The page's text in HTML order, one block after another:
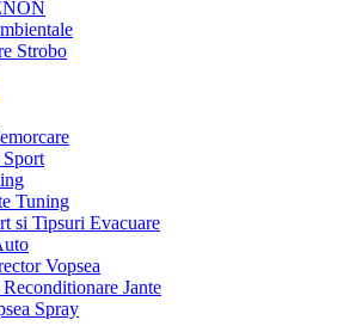
Strobo
Tuning
si Tipsuri Evacuare
Vopsea
Jante
Spray